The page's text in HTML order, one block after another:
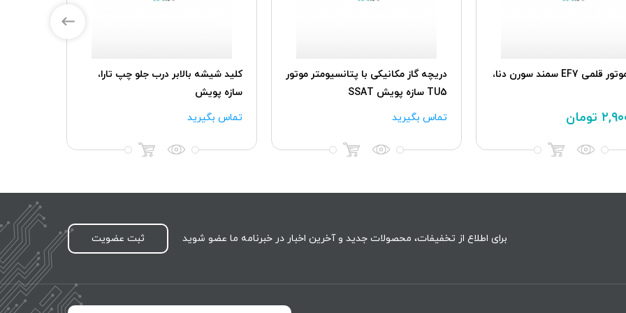
درب جلو چپ تارا،
پدال گاز برقی ME17-TU5 پژو 206-207
بازویی بلند مدل بوشی
۱۱,۰۰۰,۰۰۰ تومان
کويل تکی موتور TU5پلاس پژو207
راناپلاس، کروز
تماس بگیرید
برای اطلاع از تخفیفات، محصولات جدید و آخرین اخبار در خبرنامه ما عضو شوید ثبت عضویت